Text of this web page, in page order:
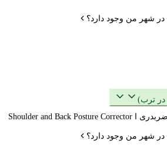
در شهر من وجود دارد؟
کمربند اصلاح قوز کمر طبی ضربدری ا Shoulder and Back Posture Corrector
در شهر من وجود دارد؟